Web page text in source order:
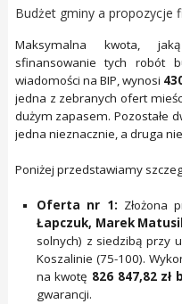
Budżet gminy a propozycje
Maksymalna kwota,
sfinansowanie tych robót
wiadomości na BIP, wynosi
jedna z zebranych ofert
dużym zapasem. Pozostałe
jedna nieznacznie, a druga
Poniżej przedstawiamy
Oferta nr 1: Złożona
Łapczuk, Marek
solnych) z siedzibą przy
Koszalinie (75-100).
na kwotę 826 847,82 zł
gwarancji.